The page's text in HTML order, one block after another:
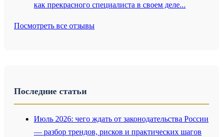
как прекрасного специалиста в своем деле...
Посмотреть все отзывы
Последние статьи
Июль 2026: чего ждать от законодательства России
— разбор трендов, рисков и практических шагов